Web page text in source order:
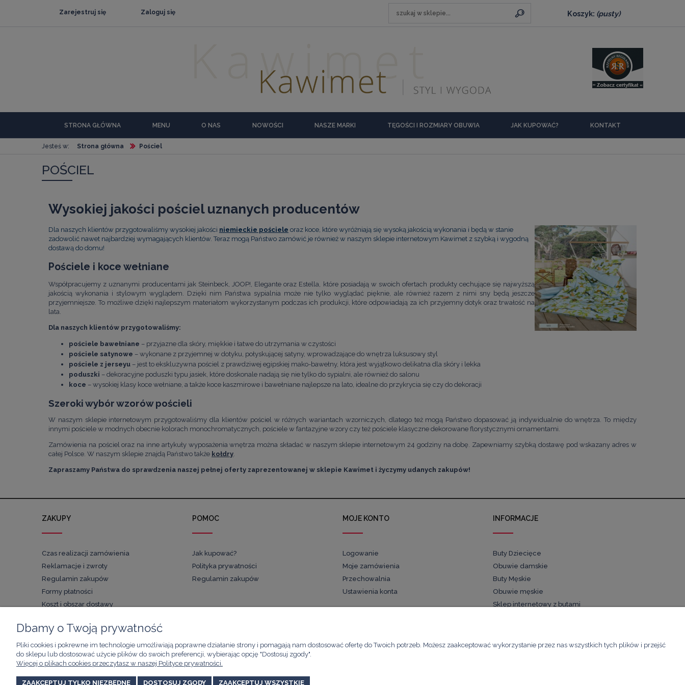
Zarejestruj się Zaloguj się Koszyk: (pusty)
STRONA GŁÓWNA MENU O NAS NOWOŚCI NASZE MARKI TĘGOŚCI I ROZMIARY OBUWIA JAK KUPOWAĆ? KONTAKT
Jesteś w: Strona główna Pościel
POŚCIEL
Wysokiej jakości pościel uznanych producentów
Dla naszych klientów przygotowaliśmy wysokiej jakości niemieckie pościele oraz koce, które wyróżniają się wysoką jakością wykonania i będą w stanie
zadowolić nawet najbardziej wymagających klientów. Teraz mogą Państwo zamówić je również w naszym sklepie internetowym Kawimet z szybką i wygodną
dostawą do domu!
Pościele i koce wełniane
Współpracujemy z uznanymi producentami jak Steinbeck, JOOP!, Elegante oraz Estella, które posiadają w swoich ofertach produkty cechujące się najwyższą
jakością wykonania i stylowym wyglądem. Dzięki nim Państwa sypialnia może nie tylko wyglądać pięknie, ale również razem z nimi sny będą jeszcze
przyjemniejsze. To możliwe dzięki najlepszym materiałom wykorzystanym podczas ich produkcji, które odpowiadają za ich przyjemny dotyk oraz trwałość na
lata.
Dla naszych klientów przygotowaliśmy:
pościele bawełniane – przyjazne dla skóry, miękkie i łatwe do utrzymania w czystości
pościele satynowe – wykonane z przyjemnej w dotyku, połyskującej satyny, wprowadzające do wnętrza luksusowy styl
pościele z jerseyu – jest to ekskluzywna pościel z prawdziwej egipskiej mako-bawełny, która jest wyjątkowo delikatna dla skóry i lekka
poduszki – dekoracyjne poduszki typu jasiek, które doskonale nadają się nie tylko do sypialni, ale również do salonu
koce – wysokiej klasy koce wełniane, a także koce kaszmirowe i bawełniane najlepsze na lato, idealne do przykrycia się czy do dekoracji
Szeroki wybór wzorów pościeli
W naszym sklepie internetowym przygotowaliśmy dla klientów pościel w różnych wariantach wzorniczych, dlatego też mogą Państwo dopasować ją indywidualnie do wnętrza. To między
innymi pościele w modnych obecnie kolorach monochromatycznych, pościele w fantazyjne wzory czy też pościele klasyczne dekorowane florystycznymi ornamentami.
Zamówienia na pościel oraz na inne artykuły wyposażenia wnętrza można składać w naszym sklepie internetowym 24 godziny na dobę. Zapewniamy szybką dostawę pod wskazany adres w
całej Polsce. W naszym sklepie znajdą Państwo także kołdry
Zapraszamy Państwa do sprawdzenia naszej pełnej oferty zaprezentowanej w sklepie Kawimet i życzymy udanych zakupów!
ZAKUPY
Czas realizacji zamówienia
Reklamacje i zwroty
Regulamin zakupów
Formy płatności
Koszt i obszar dostawy
POMOC
Jak kupować?
Polityka prywatności
Regulamin zakupów
MOJE KONTO
Logowanie
Moje zamówienia
Przechowalnia
Ustawienia konta
INFORMACJE
Buty Dziecięce
Obuwie damskie
Buty Męskie
Obuwie męskie
Sklep internetowy z butami
Kawimet W. Bunia i Spółka, Spółka Jawna
ul. Skierniewicka 21/8A
Dbamy o Twoją prywatność
Pliki cookies i pokrewne im technologie umożliwiają poprawne działanie strony i pomagają nam dostosować ofertę do Twoich potrzeb. Możesz zaakceptować wykorzystanie przez nas wszystkich tych plików i przejść
do sklepu lub dostosować użycie plików do swoich preferencji, wybierając opcję "Dostosuj zgody".
Więcej o plikach cookies przeczytasz w naszej Polityce prywatności.
ZAAKCEPTUJ TYLKO NIEZBĘDNE DOSTOSUJ ZGODY ZAAKCEPTUJ WSZYSTKIE